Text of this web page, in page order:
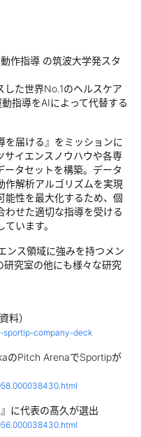
作指導 の筑波大学発スタ
た世界No.1のヘルスケア
指導をAIによって代替する
を届ける』をミッションに
サイエンスノウハウや各専
ータセットを構築。データ
作解析アルゴリズムを実現
能性を最大化するため、個
わせた適切な指導を受ける
います。
ンス領域に強みを持つメン
研究室の他にも様々な研究
料）
sportip-company-deck
のPitch ArenaでSportipが
に代表の髙久が選出